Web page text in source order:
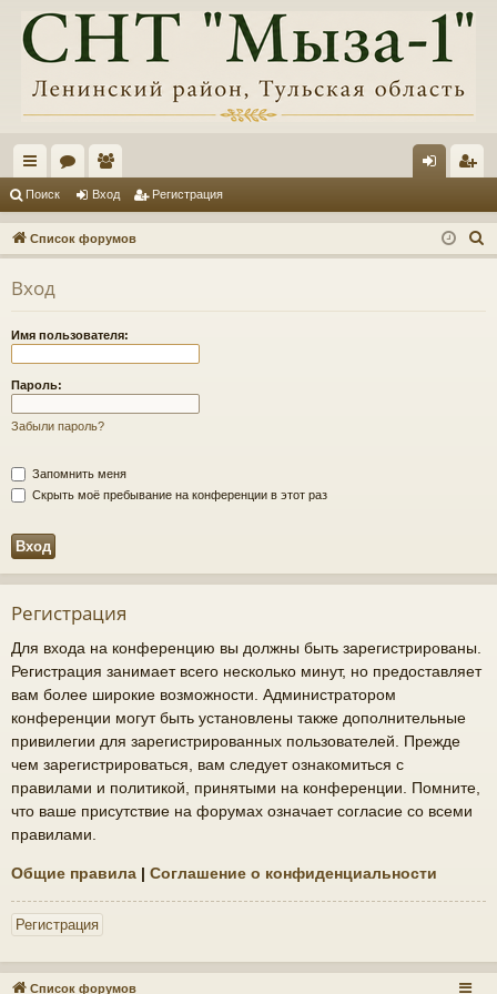
с
ы
лк
и
ум
ы
ол
ьз
ов
и
д ис
тр
Поиск Вход Регистрация
Список форумов
о
Вход
Имя пользователя:
Пароль:
Забыли пароль?
Запомнить меня
Скрыть моё пребывание на конференции в этот раз
Регистрация
Для входа на конференцию вы должны быть зарегистрированы.
Регистрация занимает всего несколько минут, но предоставляет
вам более широкие возможности. Администратором
конференции могут быть установлены также дополнительные
привилегии для зарегистрированных пользователей. Прежде
чем зарегистрироваться, вам следует ознакомиться с
правилами и политикой, принятыми на конференции. Помните,
что ваше присутствие на форумах означает согласие со всеми
правилами.
Общие правила | Соглашение о конфиденциальности
Регистрация
Список форумов